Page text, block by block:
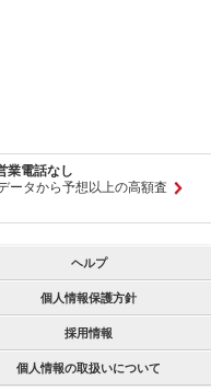
業電話なし
ータから予想以上の高額査
ヘルプ
個人情報保護方針
採用情報
個人情報の取扱いについて